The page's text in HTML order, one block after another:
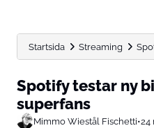
Startsida Streaming
Spotify testar ny
superfans
Mimmo Wiestål Fischetti•24